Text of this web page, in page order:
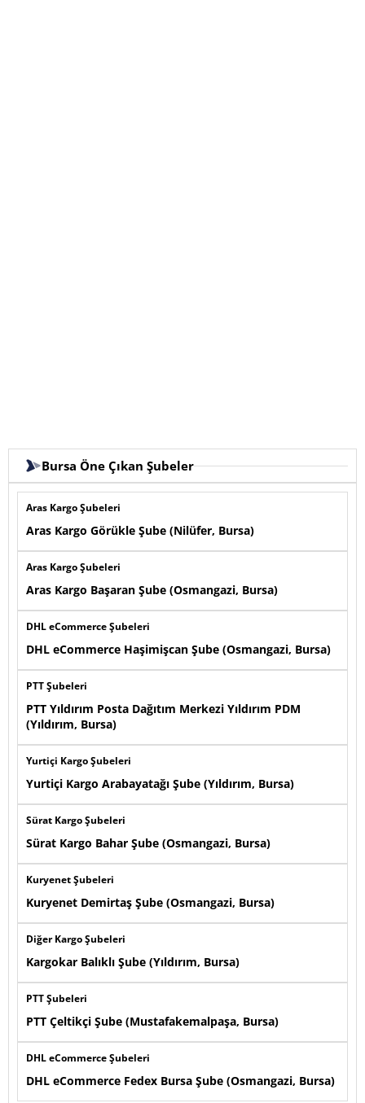
Bursa Öne Çıkan Şubeler
Aras Kargo Şubeleri
Aras Kargo Görükle Şube (Nilüfer, Bursa)
Aras Kargo Şubeleri
Aras Kargo Başaran Şube (Osmangazi, Bursa)
DHL eCommerce Şubeleri
DHL eCommerce Haşimişcan Şube (Osmangazi, Bursa)
PTT Şubeleri
PTT Yıldırım Posta Dağıtım Merkezi Yıldırım PDM
(Yıldırım, Bursa)
Yurtiçi Kargo Şubeleri
Yurtiçi Kargo Arabayatağı Şube (Yıldırım, Bursa)
Sürat Kargo Şubeleri
Sürat Kargo Bahar Şube (Osmangazi, Bursa)
Kuryenet Şubeleri
Kuryenet Demirtaş Şube (Osmangazi, Bursa)
Diğer Kargo Şubeleri
Kargokar Balıklı Şube (Yıldırım, Bursa)
PTT Şubeleri
PTT Çeltikçi Şube (Mustafakemalpaşa, Bursa)
DHL eCommerce Şubeleri
DHL eCommerce Fedex Bursa Şube (Osmangazi, Bursa)